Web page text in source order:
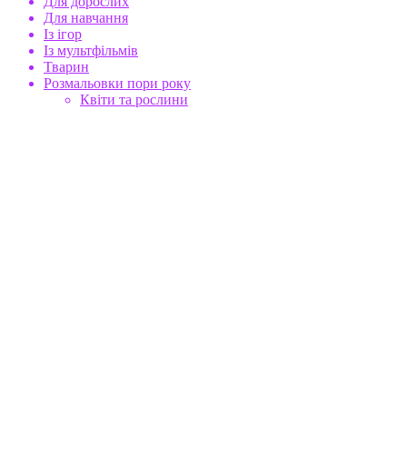
Для навчання
Із ігор
Із мультфільмів
Тварин
Розмальовки пори року
Квіти та рослини